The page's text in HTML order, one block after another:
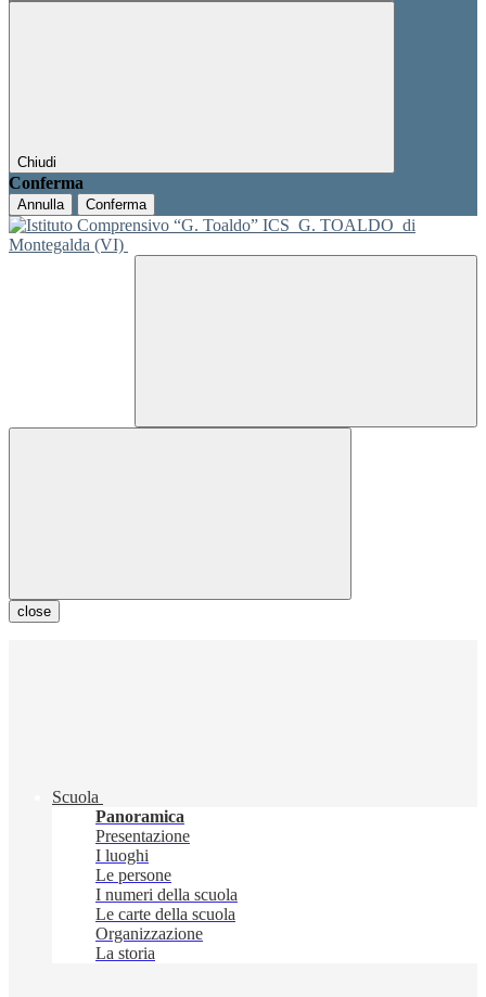
Chiudi
Conferma
Annulla Conferma
ICS G. TOALDO di
Montegalda (VI)
close
Scuola
Panoramica
Presentazione
I luoghi
Le persone
I numeri della scuola
Le carte della scuola
Organizzazione
La storia